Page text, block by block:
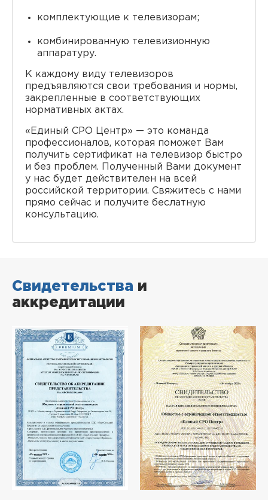
комплектующие к телевизорам;
комбинированную телевизионную
аппаратуру.
К каждому виду телевизоров
предъявляются свои требования и нормы,
закрепленные в соответствующих
нормативных актах.
«Единый СРО Центр» — это команда
профессионалов, которая поможет Вам
получить сертификат на телевизор быстро
и без проблем. Полученный Вами документ
у нас будет действителен на всей
российской территории. Свяжитесь с нами
прямо сейчас и получите беслатную
консультацию.
Свидетельства и
аккредитации